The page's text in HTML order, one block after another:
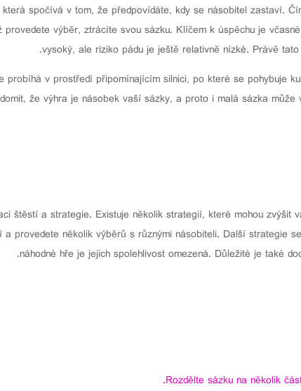
spočívá v tom, že předpovídáte, kdy se násobitel zastaví.
výběr, ztrácíte svou sázku. Klíčem k úspěchu je
vysoký, ale riziko pádu je ještě relativně nízké. Právě
probíhá v prostředí připomínajícím silnici, po které se pohybuje
že výhra je násobek vaší sázky, a proto i malá sázka
štěstí a strategie. Existuje několik strategií, které mohou
provedete několik výběrů s různými násobiteli. Další strategie
náhodné hře je jejich spolehlivost omezená. Důležité je také
Rozdělte sázku na několik